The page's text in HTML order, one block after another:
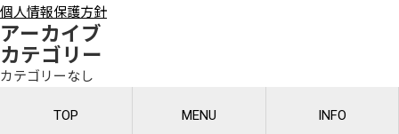
個人情報保護方針
アーカイブ
カテゴリー
カテゴリーなし
TOP MENU INFO